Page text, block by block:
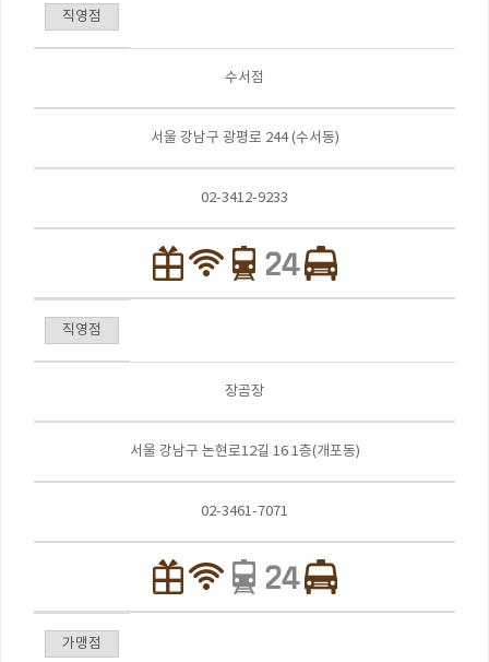
직영점
수서점
서울 강남구 광평로 244 (수서동)
02-3412-9233
직영점
장곰장
서울 강남구 논현로12길 16 1층(개포동)
02-3461-7071
가맹점